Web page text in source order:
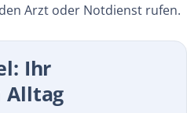
Arzt oder Notdienst rufen.
Ihr
Alltag